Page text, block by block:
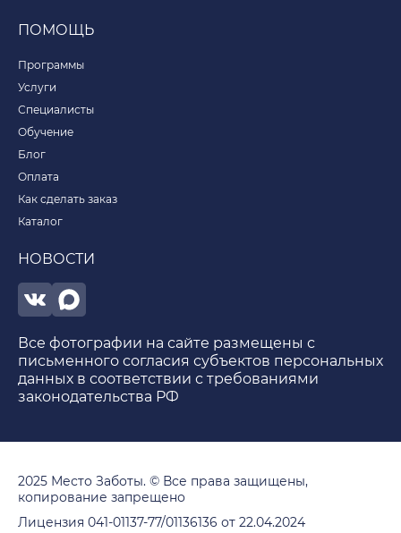
ПОМОЩЬ
Программы
Услуги
Специалисты
Обучение
Блог
Оплата
Как сделать заказ
Каталог
НОВОСТИ
Все фотографии на сайте размещены с
письменного согласия субъектов персональных
данных в соответствии с требованиями
законодательства РФ
2025 Место Заботы. © Все права защищены,
копирование запрещено
Лицензия 041-01137-77/01136136 от 22.04.2024